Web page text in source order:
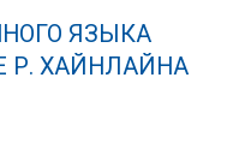
ЯЗЫКА
Р. ХАЙНЛАЙНА